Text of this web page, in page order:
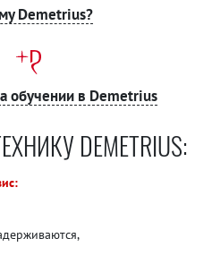
Demetrius?
обучении в Demetrius
DEMETRIUS: